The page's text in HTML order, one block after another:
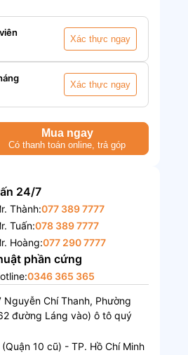
Xác thực ngay
Xác thực ngay
Mua ngay
Có thanh toán online, trả góp
24/7
Thành:077 389 7777
Tuấn:078 389 7777
Hoàng:077 290 7777
phần cứng
0346 365 365
Chí Thanh, Phường
đường Láng vào) ô tô quý
10 cũ) - TP. Hồ Chí Minh